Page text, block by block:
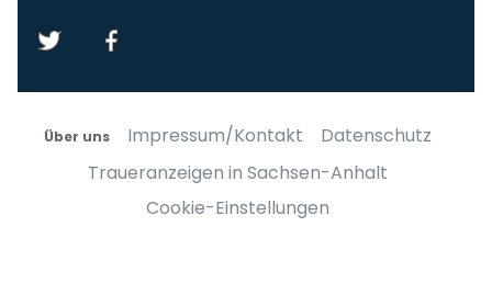
Über uns Impressum/Kontakt
Datenschutz
Traueranzeigen in Sachsen-Anhalt
Cookie-Einstellungen